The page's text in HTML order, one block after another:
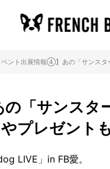
ベント出展情報④】あの「サンスタ
「サンスタ
プレゼント
LIVE」in FB愛。